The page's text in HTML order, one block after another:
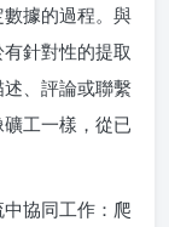
據的過程。與
針對性的提取
、評論或聯繫
工一樣，從已
協同工作：爬